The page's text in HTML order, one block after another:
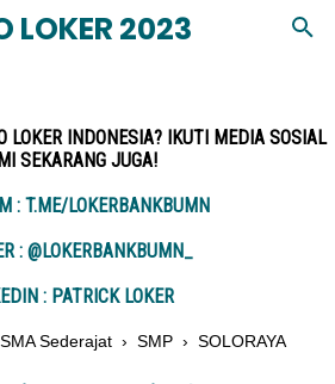
LOKER 2023
LOKER INDONESIA? IKUTI MEDIA SOSIAL
SEKARANG JUGA!
: T.ME/LOKERBANKBUMN
: @LOKERBANKBUMN_
: PATRICK LOKER
SMA Sederajat › SMP › SOLORAYA